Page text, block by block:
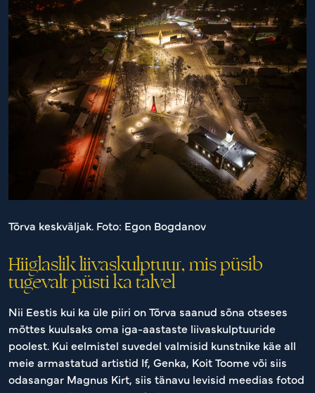
Tõrva keskväljak. Foto: Egon Bogdanov
Hiiglaslik liivaskulptuur, mis püsib
tugevalt püsti ka talvel
Nii Eestis kui ka üle piiri on Tõrva saanud sõna otseses
mõttes kuulsaks oma iga-aastaste liivaskulptuuride
poolest. Kui eelmistel suvedel valmisid kunstnike käe all
meie armastatud artistid If, Genka, Koit Toome või siis
odasangar Magnus Kirt, siis tänavu levisid meedias fotod